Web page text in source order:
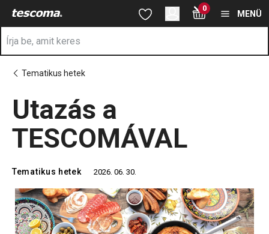
A Utazás a TESCOMÁVAL oldalon tartózkodik
Ugrás a fő tartalomhoz
Ugrás a kereséshez
Ugrás a navigációhoz 0
MENÜ
Tematikus hetek
Utazás a
TESCOMÁVAL
Tematikus hetek 2026. 06. 30.